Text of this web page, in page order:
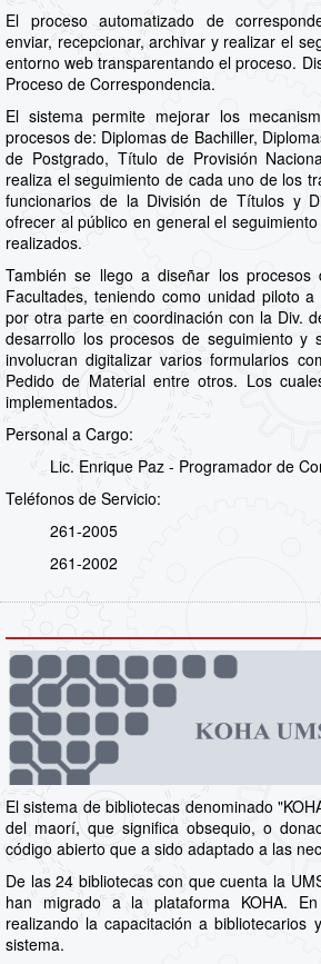
El proceso automatizado de
enviar, recepcionar, archivar y realizar el
entorno web transparentando el proceso.
Proceso de Correspondencia.
El sistema permite mejorar los
procesos de: Diplomas de Bachiller,
de Postgrado, Título de Provisión
realiza el seguimiento de cada uno de los
funcionarios de la División de Títulos y
ofrecer al público en general el
realizados.
También se llego a diseñar los procesos
Facultades, teniendo como unidad piloto
por otra parte en coordinación con la Div.
desarrollo los procesos de seguimiento y
involucran digitalizar varios formularios
Pedido de Material entre otros. Los
implementados.
Personal a Cargo:
Lic. Enrique Paz - Programador de
Teléfonos de Servicio:
261-2005
261-2002
El sistema de bibliotecas denominado
del maorí, que significa obsequio, o
código abierto que a sido adaptado a las
De las 24 bibliotecas con que cuenta la
han migrado a la plataforma KOHA.
realizando la capacitación a bibliotecarios
sistema.